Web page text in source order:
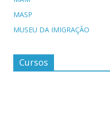
MASP
MUSEU DA IMIGRAÇÃO
Cursos